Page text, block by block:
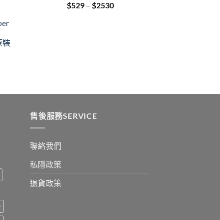
裝
$529 – $2530Price
售後服務SERVICE
聯絡我們
私隱政策
退貨政策